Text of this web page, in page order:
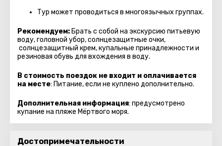
Тур может проводиться в многоязычных группах.
Рекомендуем: Брать с собой на экскурсию питьевую
воду, головной убор, солнцезащитные очки,
солнцезащитный крем, купальные принадлежности и
резиновая обувь для вхождения в воду.
В стоимость поездок не входит и оплачивается
на месте: Питание, если не куплено дополнительно.
Дополнительная информация: предусмотрено
купание на пляже Мёртвого моря.
Достопримечательности